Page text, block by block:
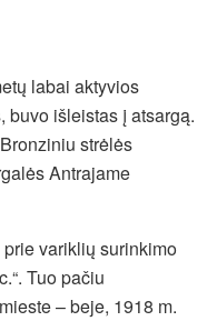
labai aktyvios
buvo išleistas į atsargą.
strėlės
Antrajame
variklių surinkimo
Tuo pačiu
– beje, 1918 m.